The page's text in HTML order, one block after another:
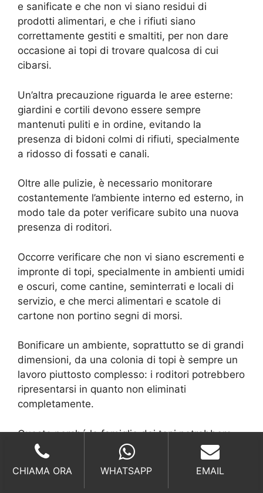
e sanificate e che non vi siano residui di
prodotti alimentari, e che i rifiuti siano
correttamente gestiti e smaltiti, per non dare
occasione ai topi di trovare qualcosa di cui
cibarsi.
Un’altra precauzione riguarda le aree esterne:
giardini e cortili devono essere sempre
mantenuti puliti e in ordine, evitando la
presenza di bidoni colmi di rifiuti, specialmente
a ridosso di fossati e canali.
Oltre alle pulizie, è necessario monitorare
costantemente l’ambiente interno ed esterno, in
modo tale da poter verificare subito una nuova
presenza di roditori.
Occorre verificare che non vi siano escrementi e
impronte di topi, specialmente in ambienti umidi
e oscuri, come cantine, seminterrati e locali di
servizio, e che merci alimentari e scatole di
cartone non portino segni di morsi.
Bonificare un ambiente, soprattutto se di grandi
dimensioni, da una colonia di topi è sempre un
lavoro piuttosto complesso: i roditori potrebbero
ripresentarsi in quanto non eliminati
completamente.
Questo perché le famiglie dei topi potrebbero
non avere un’unica sede, ma essere diffuse in
più parti di una struttura.
CHIAMA ORA WHATSAPP EMAIL